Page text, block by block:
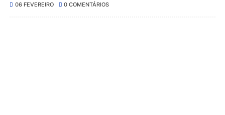
06 FEVEREIRO 0 COMENTÁRIOS